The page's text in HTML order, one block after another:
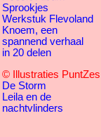
Sprookjes
Werkstuk Flevoland
Knoem, een
spannend verhaal
in 20 delen
© Illustraties PuntZes
De Storm
Leila en de
nachtvlinders